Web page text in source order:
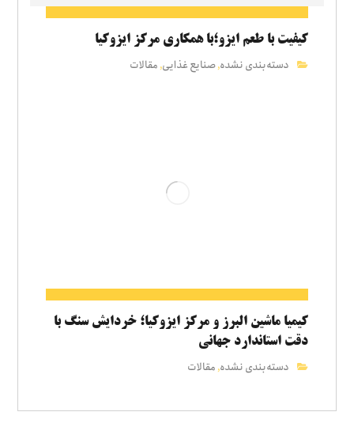
کیفیت با طعم ایزو؛با همکاری مرکز ایزوکیا
دسته‌بندی نشده,صنایع غذایی,مقالات
کیمیا ماشین البرز و مرکز ایزوکیا؛ خردایش سنگ با
دقت استاندارد جهانی
دسته‌بندی نشده, مقالات